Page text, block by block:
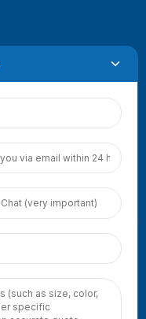
операционный
Фуцзянь, Китай